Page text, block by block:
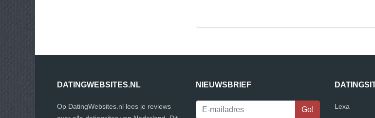
DATINGWEBSITES.NL
Op DatingWebsites.nl lees je reviews
NIEUWSBRIEF
Lexa